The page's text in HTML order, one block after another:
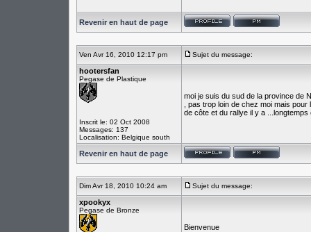
Revenir en haut de page
Ven Avr 16, 2010 12:17 pm Sujet du message:
hootersfan
Pegase de Plastique
Inscrit le: 02 Oct 2008
Messages: 137
Localisation: Belgique south
moi je suis du sud de la province de
, pas trop loin de chez moi mais
de côte et du rallye il y a
Revenir en haut de page
Dim Avr 18, 2010 10:24 am Sujet du message:
xpookyx
Pegase de Bronze
Bienvenue